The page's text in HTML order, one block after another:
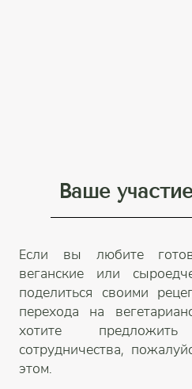
Ваше
Если вы любите
веганские или
поделиться своими
перехода на
хотите
сотрудничества,
этом.